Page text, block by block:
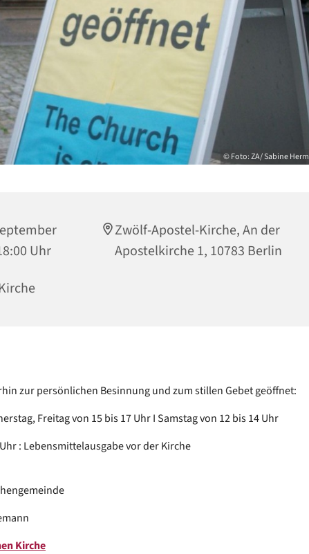
© Foto: ZA/ Sabine Herm
Uhr
Zwölf-Apostel-Kirche, An der
Apostelkirche 1, 10783 Berlin
zur persönlichen Besinnung und zum stillen Gebet geöffnet:
Freitag von 15 bis 17 Uhr I Samstag von 12 bis 14 Uhr
: Lebensmittelausgabe vor der Kirche
Kirche